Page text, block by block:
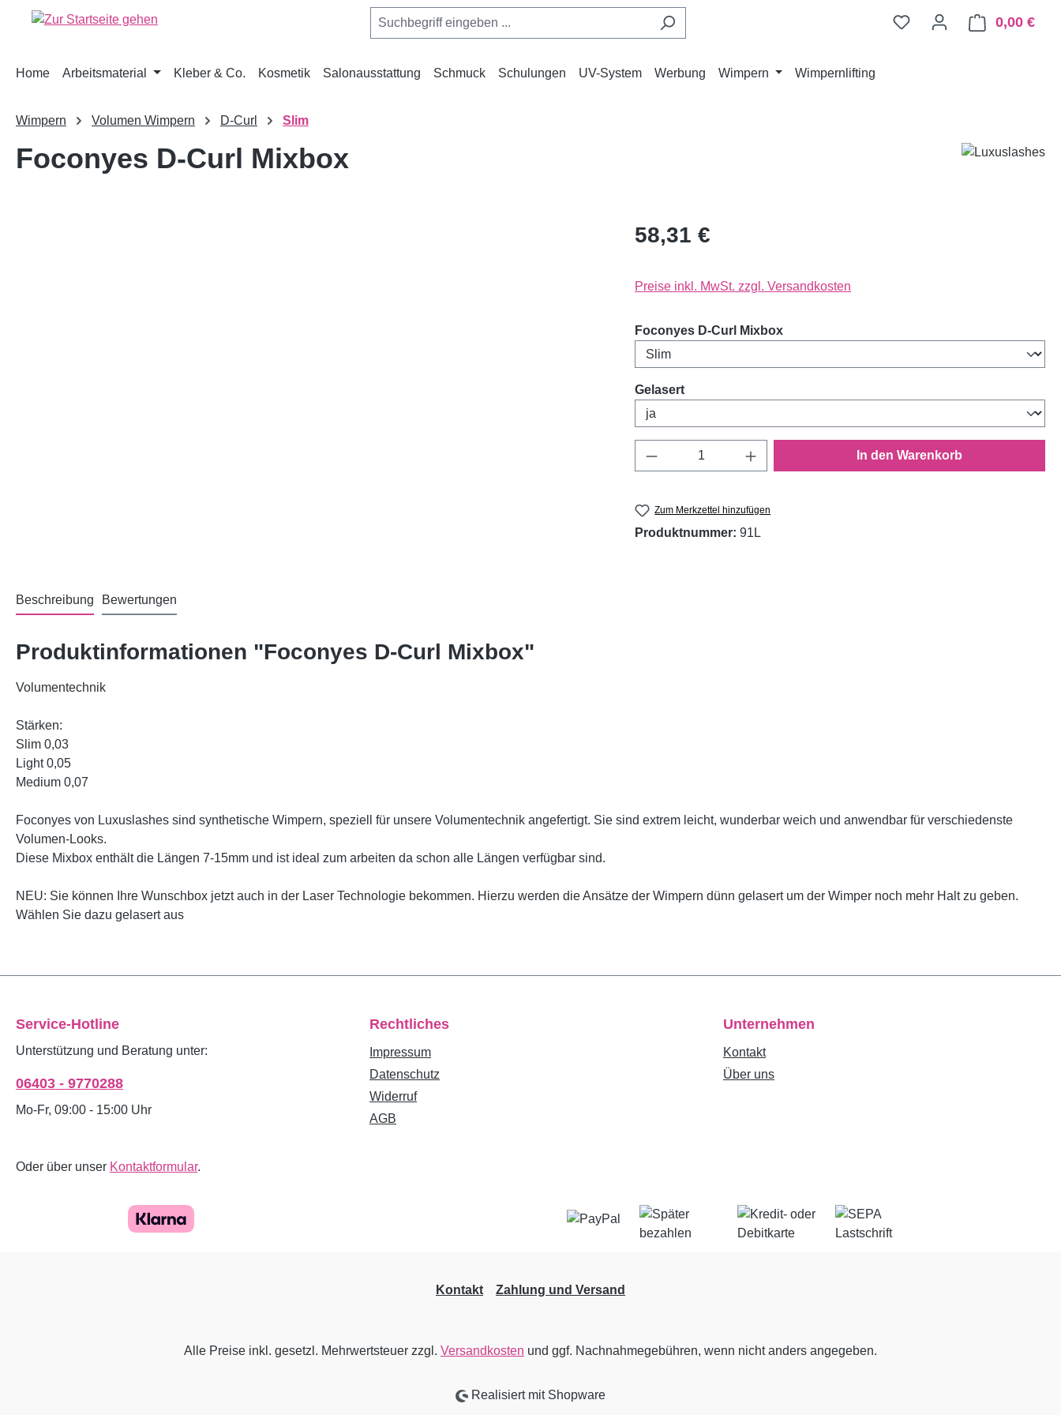
Zur Hauptnavigation springen 0,00 €
Home Arbeitsmaterial Kleber & Co. Kosmetik Salonausstattung Schmuck Schulungen UV-System Werbung Wimpern Wimpernlifting
Wimpern Volumen Wimpern D-Curl Slim
Foconyes D-Curl Mixbox
58,31 €
Preise inkl. MwSt. zzgl. Versandkosten
Foconyes D-Curl Mixboxauswählen
Gelasertauswählen
Produkt Anzahl: Gib den gewünschten Wert ein
In den Warenkorb
Zum Merkzettel hinzufügen
Produktnummer: 91L
Beschreibung Bewertungen
Produktinformationen "Foconyes D-Curl Mixbox"
Volumentechnik
Stärken:
Slim 0,03
Light 0,05
Medium 0,07
Foconyes von Luxuslashes sind synthetische Wimpern, speziell für unsere Volumentechnik angefertigt. Sie sind extrem leicht, wunderbar weich und anwendbar für verschiedenste
Volumen-Looks.
Diese Mixbox enthält die Längen 7-15mm und ist ideal zum arbeiten da schon alle Längen verfügbar sind.
NEU: Sie können Ihre Wunschbox jetzt auch in der Laser Technologie bekommen. Hierzu werden die Ansätze der Wimpern dünn gelasert um der Wimper noch mehr Halt zu geben.
Wählen Sie dazu gelasert aus
Service-Hotline
Unterstützung und Beratung unter:
06403 - 9770288
Mo-Fr, 09:00 - 15:00 Uhr
Oder über unser Kontaktformular.
Rechtliches
Impressum
Datenschutz
Widerruf
AGB
Unternehmen
Kontakt
Über uns
Kontakt Zahlung und Versand
Alle Preise inkl. gesetzl. Mehrwertsteuer zzgl. Versandkosten und ggf. Nachnahmegebühren, wenn nicht anders angegeben.
Realisiert mit Shopware